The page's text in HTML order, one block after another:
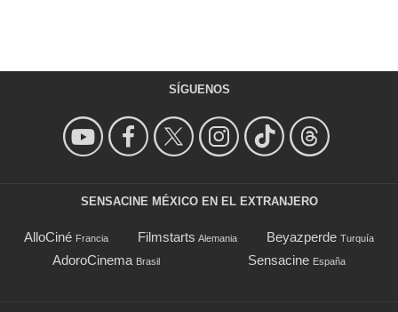
SÍGUENOS
SENSACINE MÉXICO EN EL EXTRANJERO
AlloCiné Francia Filmstarts Alemania Beyazperde Turquía
AdoroCinema Brasil Sensacine España